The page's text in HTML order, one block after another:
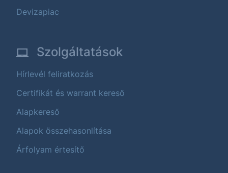
Devizapiac
Szolgáltatások
Hírlevél feliratkozás
Certifikát és warrant kereső
Alapkereső
Alapok összehasonlítása
Árfolyam értesítő